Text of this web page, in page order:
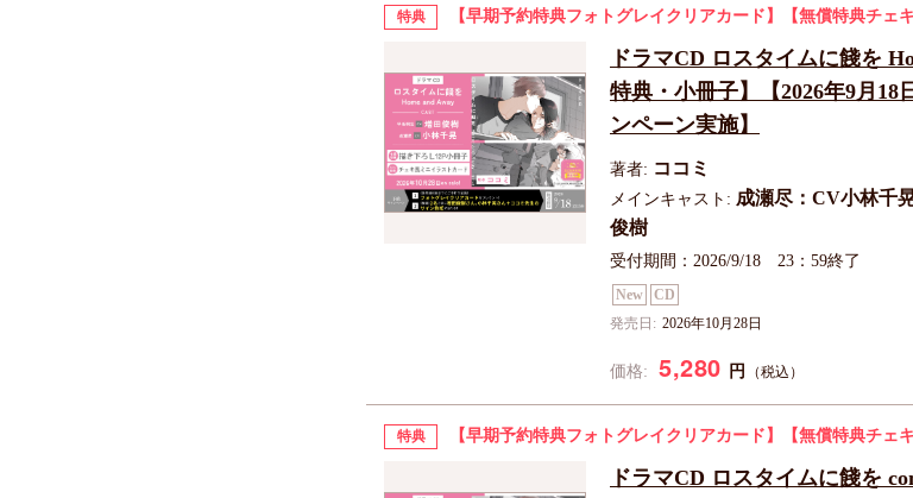
特典 【早期予約特典フォトグレイクリアカード】 【無償特典チェ
ドラマCD ロスタイムに餞を
特典・小冊子】【2026年9月18
ンペーン実施】
著者: ココミ
メインキャスト: 成瀬尽：CV小林千
俊樹
受付期間：2026/9/18 23：59終了
New
CD
発売日: 2026年10月28日
価格: 5,280 円 （税込）
特典 【早期予約特典フォトグレイクリアカード】 【無償特典チェ
ドラマCD ロスタイムに餞を